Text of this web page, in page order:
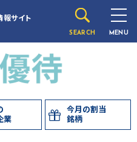
報サイト
SEARCH MENU
業
今月の割当
銘柄